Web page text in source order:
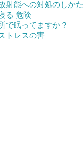
射能への対処のしかた
る 危険
で眠ってますか？
トレスの害